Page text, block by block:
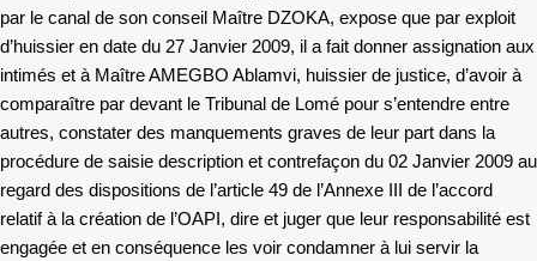
par le canal de son conseil Maître DZOKA, expose que par exploit
d’huissier en date du 27 Janvier 2009, il a fait donner assignation aux
intimés et à Maître AMEGBO Ablamvi, huissier de justice, d’avoir à
comparaître par devant le Tribunal de Lomé pour s’entendre entre
autres, constater des manquements graves de leur part dans la
procédure de saisie description et contrefaçon du 02 Janvier 2009 au
regard des dispositions de l’article 49 de l’Annexe III de l’accord
relatif à la création de l’OAPI, dire et juger que leur responsabilité est
engagée et en conséquence les voir condamner à lui servir la